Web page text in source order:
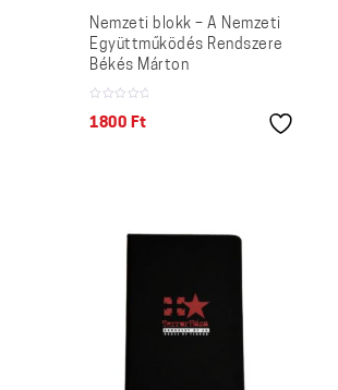
Nemzeti blokk – A Nemzeti
Együttműködés Rendszere
Békés Márton
1800 Ft